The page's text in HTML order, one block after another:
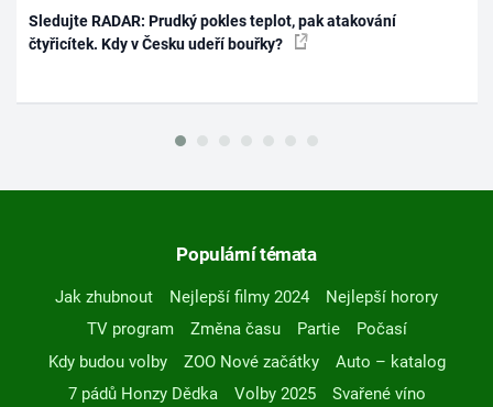
Sledujte RADAR: Prudký pokles teplot, pak atakování
čtyřicítek. Kdy v Česku udeří bouřky?
Populární témata
Jak zhubnout Nejlepší filmy 2024
Nejlepší horory
TV program
Změna času Partie
Počasí
Kdy budou volby
ZOO Nové začátky
Auto – katalog
7 pádů Honzy Dědka
Volby 2025
Svařené víno